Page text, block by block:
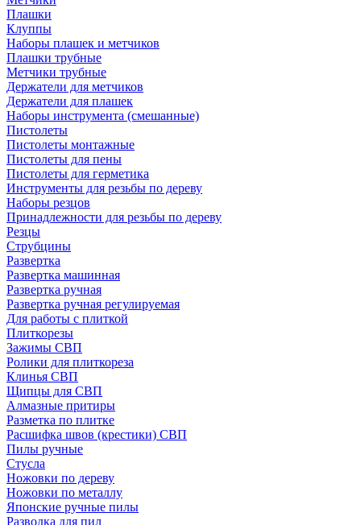
Плашки
Клуппы
Наборы плашек и метчиков
Плашки трубные
Метчики трубные
Держатели для метчиков
Держатели для плашек
Наборы инструмента (смешанные)
Пистолеты
Пистолеты монтажные
Пистолеты для пены
Пистолеты для герметика
Инструменты для резьбы по дереву
Наборы резцов
Принадлежности для резьбы по дереву
Резцы
Струбцины
Развертка
Развертка машинная
Развертка ручная
Развертка ручная регулируемая
Для работы с плиткой
Плиткорезы
Зажимы СВП
Ролики для плиткореза
Клинья СВП
Щипцы для СВП
Алмазные притиры
Разметка по плитке
Расшифка швов (крестики) СВП
Пилы ручные
Стусла
Ножовки по дереву
Ножовки по металлу
Японские ручные пилы
Разводка для пил